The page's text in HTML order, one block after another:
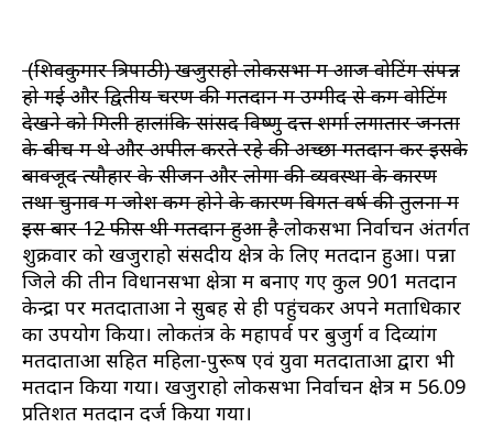
(शिवकुमार त्रिपाठी) खजुराहो लोकसभा में आज वोटिंग संपन्न
हो गई और द्वितीय चरण की मतदान में उम्मीद से कम वोटिंग
देखने को मिली हालांकि सांसद विष्णु दत्त शर्मा लगातार जनता
के बीच में थे और अपील करते रहे की अच्छा मतदान करें इसके
बावजूद त्यौहार के सीजन और लोगों की व्यवस्था के कारण
तथा चुनाव में जोश कम होने के कारण विगत वर्ष की तुलना में
इस बार 12 फीस थी मतदान हुआ हैलोकसभा निर्वाचन अंतर्गत
शुक्रवार को खजुराहो संसदीय क्षेत्र के लिए मतदान हुआ। पन्ना
जिले की तीन विधानसभा क्षेत्रों में बनाए गए कुल 901 मतदान
केन्द्रों पर मतदाताओं ने सुबह से ही पहुंचकर अपने मताधिकार
का उपयोग किया। लोकतंत्र के महापर्व पर बुजुर्ग व दिव्यांग
मतदाताओं सहित महिला-पुरूष एवं युवा मतदाताओं द्वारा भी
मतदान किया गया। खजुराहो लोकसभा निर्वाचन क्षेत्र में 56.09
प्रतिशत मतदान दर्ज किया गया।